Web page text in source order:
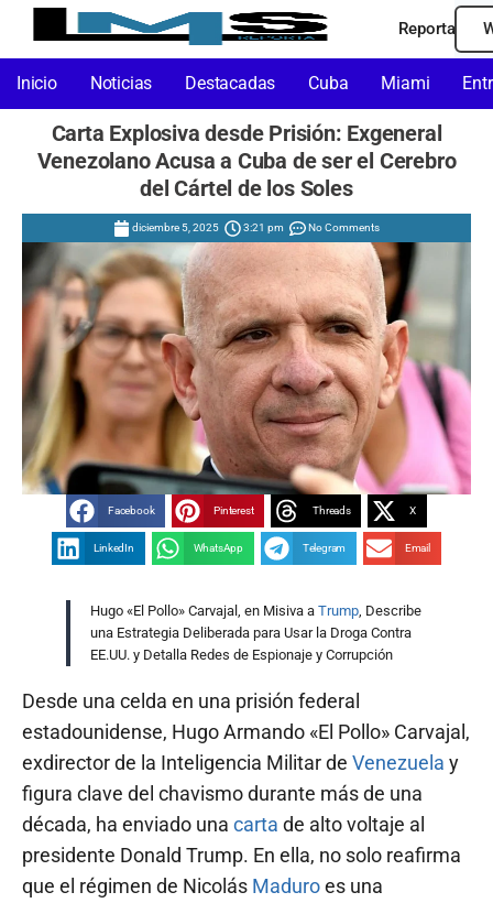
Reporta
Inicio Noticias Destacadas Cuba Miami
Carta Explosiva desde Prisión: Exgeneral
Venezolano Acusa a Cuba de ser el Cerebro
del Cártel de los Soles
diciembre 5, 2025 3:21 pm No Comments
Facebook Pinterest Threads X
LinkedIn WhatsApp Telegram Email
Hugo «El Pollo» Carvajal, en Misiva a Trump, Describe
una Estrategia Deliberada para Usar la Droga Contra
EE.UU. y Detalla Redes de Espionaje y Corrupción
Desde una celda en una prisión federal
estadounidense, Hugo Armando «El Pollo» Carvajal,
exdirector de la Inteligencia Militar de Venezuela y
figura clave del chavismo durante más de una
década, ha enviado una carta de alto voltaje al
presidente Donald Trump. En ella, no solo reafirma
que el régimen de Nicolás Maduroes una